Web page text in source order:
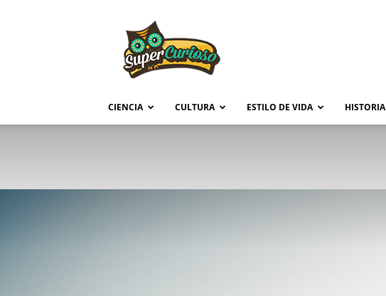
CIENCIA CULTURA ESTILO DE VIDA HISTORIA